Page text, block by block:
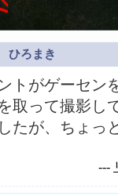
ひろまき
トがゲーセン
取って撮影し
たが、ちょっ
---